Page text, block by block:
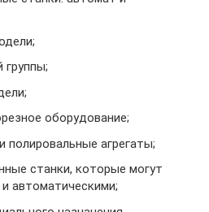
группы;
оборудование;
полировальные агрегаты;
станки, которые могут
автоматическими;